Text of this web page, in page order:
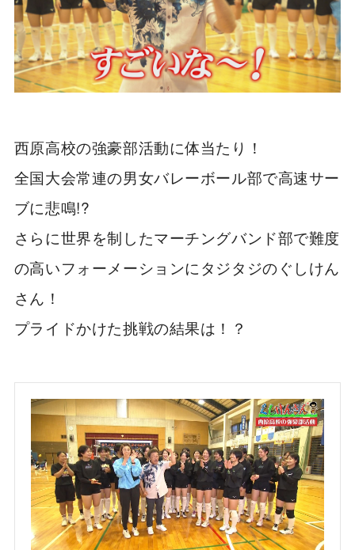
西原高校の強豪部活動に体当たり！
全国大会常連の男女バレーボール部で高速サー
ブに悲鳴!?
さらに世界を制したマーチングバンド部で難度
の高いフォーメーションにタジタジのぐしけん
さん！
プライドかけた挑戦の結果は！？